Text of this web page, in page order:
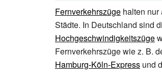
Fernverkehrszüge halten
Städte. In Deutschland sind
Hochgeschwindigkeitszüge
Fernverkehrszüge wie z. B.
Hamburg-Köln-Express und